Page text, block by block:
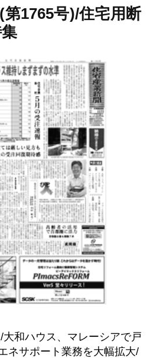
1765号)/住宅用断
和ハウス、マレーシアで戸
ネサポート業務を大幅拡大/